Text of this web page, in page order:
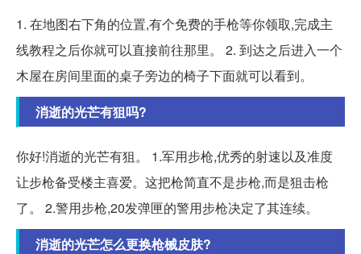
1. 在地图右下角的位置,有个免费的手枪等你领取,完成主
线教程之后你就可以直接前往那里。 2. 到达之后进入一个
木屋在房间里面的桌子旁边的椅子下面就可以看到。
消逝的光芒有狙吗?
你好!消逝的光芒有狙。 1.军用步枪,优秀的射速以及准度
让步枪备受楼主喜爱。这把枪简直不是步枪,而是狙击枪
了。 2.警用步枪,20发弹匣的警用步枪决定了其连续。
消逝的光芒怎么更换枪械皮肤?